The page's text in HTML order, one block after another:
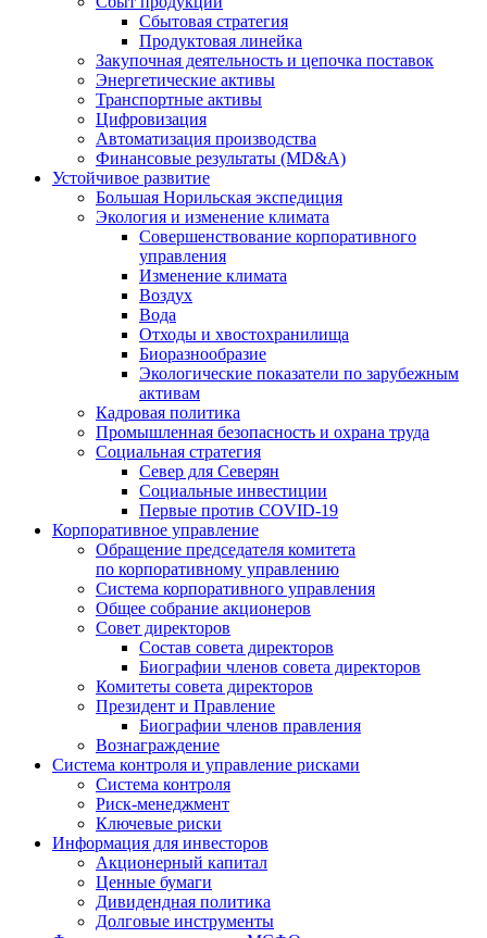
Сбытовая стратегия
Продуктовая линейка
Закупочная деятельность и цепочка поставок
Энергетические активы
Транспортные активы
Цифровизация
Автоматизация производства
Финансовые результаты (MD&A)
Устойчивое развитие
Большая Норильская экспедиция
Экология и изменение климата
Совершенствование корпоративного
управления
Изменение климата
Воздух
Вода
Отходы и хвостохранилища
Биоразнообразие
Экологические показатели по зарубежным
активам
Кадровая политика
Промышленная безопасность и охрана труда
Социальная стратегия
Север для Северян
Социальные инвестиции
Первые против COVID‑19
Корпоративное управление
Обращение председателя комитета
по корпоративному управлению
Система корпоративного управления
Общее собрание акционеров
Совет директоров
Состав совета директоров
Биографии членов совета директоров
Комитеты совета директоров
Президент и Правление
Биографии членов правления
Вознаграждение
Система контроля и управление рисками
Система контроля
Риск-менеджмент
Ключевые риски
Информация для инвесторов
Акционерный капитал
Ценные бумаги
Дивидендная политика
Долговые инструменты